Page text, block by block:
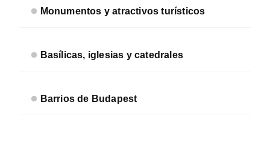
Monumentos y atractivos turísticos
Basílicas, iglesias y catedrales
Barrios de Budapest